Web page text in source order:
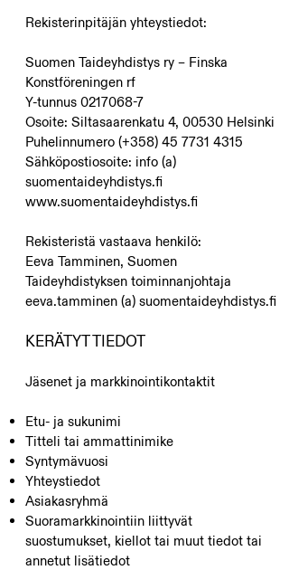
Rekisterinpitäjän yhteystiedot:
Suomen Taideyhdistys ry – Finska
Konstföreningen rf
Y-tunnus 0217068-7
Osoite: Siltasaarenkatu 4, 00530 Helsinki
Puhelinnumero (+358) 45 7731 4315
Sähköpostiosoite: info (a)
suomentaideyhdistys.fi
www.suomentaideyhdistys.fi
Rekisteristä vastaava henkilö:
Eeva Tamminen, Suomen
Taideyhdistyksen toiminnanjohtaja
eeva.tamminen (a) suomentaideyhdistys.fi
KERÄTYT TIEDOT​
Jäsenet ja markkinointikontaktit
Etu- ja sukunimi
Titteli tai ammattinimike
Syntymävuosi
Yhteystiedot
Asiakasryhmä
Suoramarkkinointiin liittyvät
suostumukset, kiellot tai muut tiedot tai
annetut lisätiedot